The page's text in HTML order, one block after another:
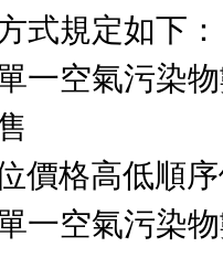
式規定如下：
一空氣污染
一空氣污染